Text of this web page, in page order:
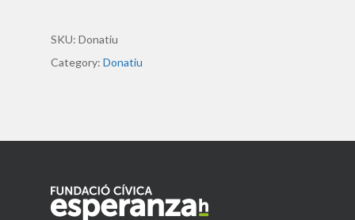
SKU: Donatiu
Category: Donatiu